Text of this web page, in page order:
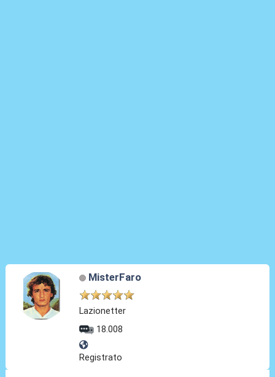
MisterFaro
Lazionetter
18.008
Registrato